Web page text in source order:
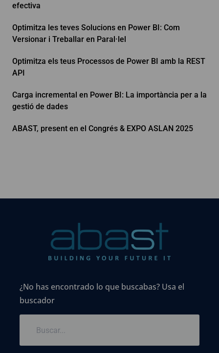
efectiva
Optimitza les teves Solucions en Power BI: Com
Versionar i Treballar en Paral·lel
Optimitza els teus Processos de Power BI amb la REST
API
Carga incremental en Power BI: La importància per a la
gestió de dades
ABAST, present en el Congrés & EXPO ASLAN 2025
¿No has encontrado lo que buscabas? Usa el
buscador